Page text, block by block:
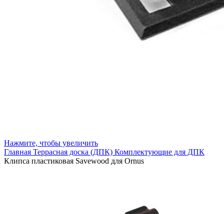
Нажмите, чтобы увеличить
Главная Террасная доска (ДПК) Комплектующие для ДПК
Клипса пластиковая Savewood для Ornus